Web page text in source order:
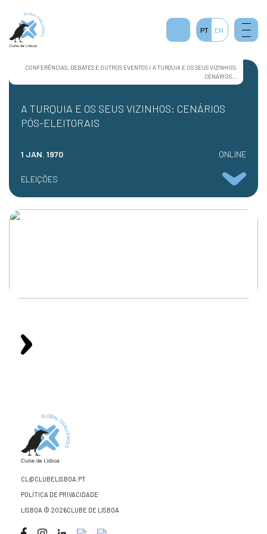
CONFERÊNCIAS, DEBATES E OUTROS EVENTOS / A TURQUIA E OS SEUS VIZINHOS:
CENÁRIOS...
A TURQUIA E OS SEUS VIZINHOS: CENÁRIOS
PÓS-ELEITORAIS
1 JAN. 1970 ONLINE
ELEIÇÕES
CL@CLUBELISBOA.PT
POLÍTICA DE PRIVACIDADE
LISBOA © 2026CLUBE DE LISBOA
PT EN